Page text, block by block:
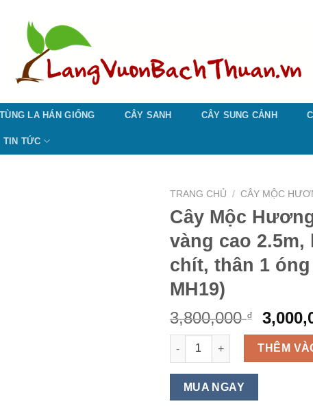
LA HÁN GIỐNG CÂY SANH CÂY SUNG CẢNH
TIN TỨC
TRANG CHỦ / CÂY MỘC
Cây Mộc
vàng cao 2.5m,
chít, thân 1
MH19)
3,800,000₫
Cây Mộc Hương ta hoa vàng
THÊM
MUA NGAY